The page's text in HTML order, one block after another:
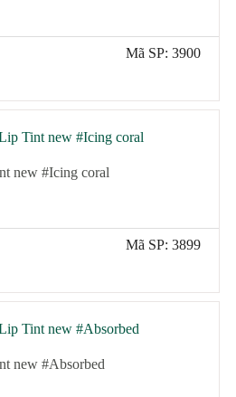
Mã SP: 3900
new #Icing coral
Mã SP: 3899
new #Absorbed